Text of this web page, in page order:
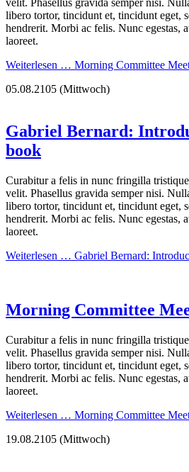
libero tortor, tincidunt et, tincidunt eget,
hendrerit. Morbi ac felis. Nunc egestas,
laoreet.
Weiterlesen … Morning Committee
05.08.2105 (Mittwoch)
Gabriel Bernard:
book
Curabitur a felis in nunc fringilla
velit. Phasellus gravida semper nisi.
libero tortor, tincidunt et, tincidunt eget,
hendrerit. Morbi ac felis. Nunc egestas,
laoreet.
Weiterlesen … Gabriel Bernard:
Morning Committee
Curabitur a felis in nunc fringilla
velit. Phasellus gravida semper nisi.
libero tortor, tincidunt et, tincidunt eget,
hendrerit. Morbi ac felis. Nunc egestas,
laoreet.
Weiterlesen … Morning Committee
19.08.2105 (Mittwoch)